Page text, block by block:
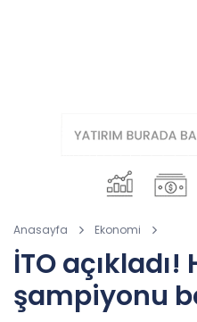
Anasayfa Ekonomi
İTO
şampiyonu